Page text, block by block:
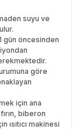
suyu ve
gün öncesinden
göre
için ana
biberon
makinesi